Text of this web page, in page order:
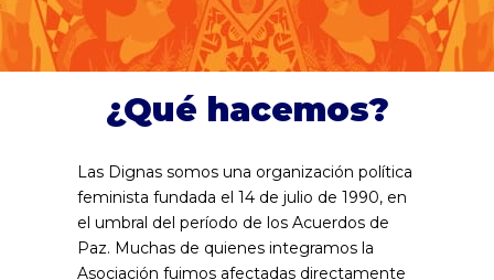
¿Qué hacemos?
Las Dignas somos una organización política
feminista fundada el 14 de julio de 1990, en
el umbral del período de los Acuerdos de
Paz. Muchas de quienes integramos la
Asociación fuimos afectadas directamente